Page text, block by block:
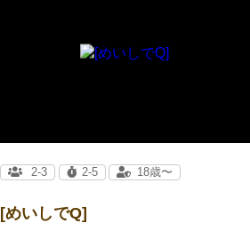
[めいしでQ]
2-3 2-5 18歳〜